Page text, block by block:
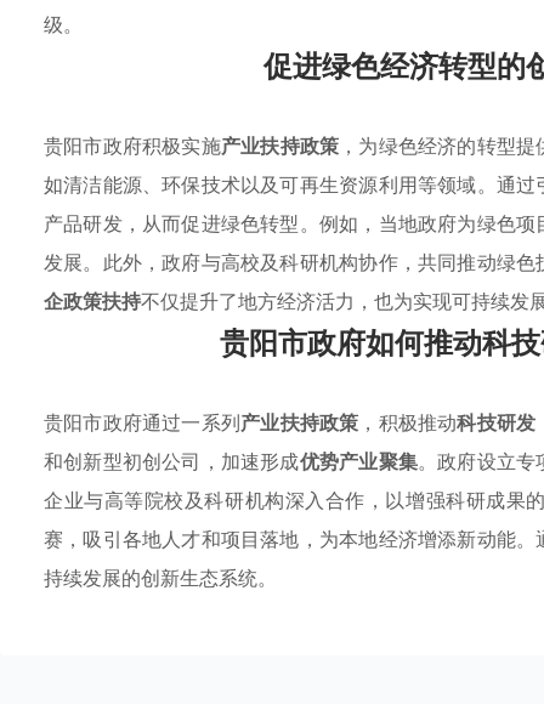
级。
促进绿色经济转型的
贵阳市政府积极实施产业扶持政策 ，为绿色经济的转型
如清洁能源、环保技术以及可再生资源利用等领域。通
产品研发，从而促进绿色转型。例如，当地政府为绿色
发展。此外，政府与高校及科研机构协作，共同推动绿
企政策扶持不仅提升了地方经济活力，也为实现可持续发
贵阳市政府如何推动科
贵阳市政府通过一系列产业扶持政策 ，积极推动科技研发
和创新型初创公司，加速形成优势产业聚集。政府设立专
企业与高等院校及科研机构深入合作，以增强科研成果
赛，吸引各地人才和项目落地，为本地经济增添新动能
持续发展的创新生态系统。